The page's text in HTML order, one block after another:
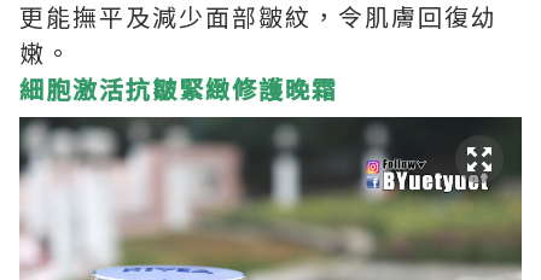
更能撫平及減少面部皺紋，令肌膚回復幼
嫩。
細胞激活抗皺緊緻修護晚霜